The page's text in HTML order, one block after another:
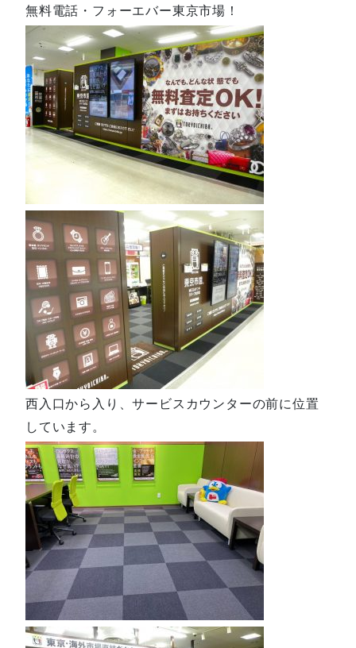
無料電話・フォーエバー東京市場！
西入口から入り、サービスカウンターの前に位置
しています。